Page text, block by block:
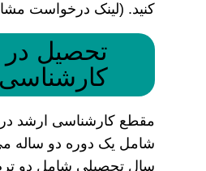
کنید. (لینک درخواست
تحصیل
مقطع کارشناسی ارشد
شامل یک دوره دو ساله
سال تحصیلی شامل دو